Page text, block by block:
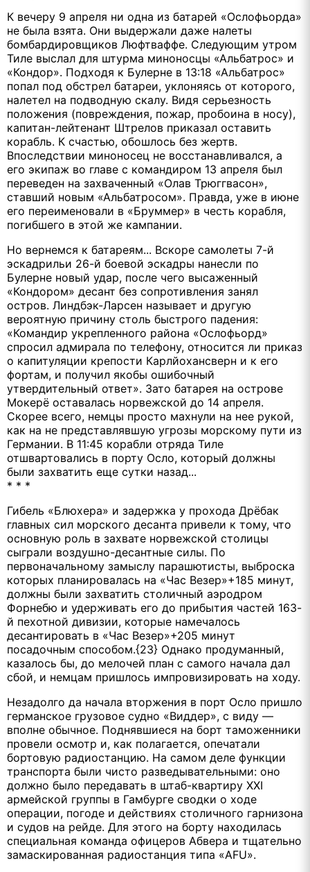
К вечеру 9 апреля ни одна из батарей «Ослофьорда»
не была взята. Они выдержали даже налеты
бомбардировщиков Люфтваффе. Следующим утром
Тиле выслал для штурма миноносцы «Альбатрос» и
«Кондор». Подходя к Булерне в 13:18 «Альбатрос»
попал под обстрел батареи, уклоняясь от которого,
налетел на подводную скалу. Видя серьезность
положения (повреждения, пожар, пробоина в носу),
капитан-лейтенант Штрелов приказал оставить
корабль. К счастью, обошлось без жертв.
Впоследствии миноносец не восстанавливался, а
его экипаж во главе с командиром 13 апреля был
переведен на захваченный «Олав Трюггвасон»,
ставший новым «Альбатросом». Правда, уже в июне
его переименовали в «Бруммер» в честь корабля,
погибшего в этой же кампании.
Но вернемся к батареям... Вскоре самолеты 7-й
эскадрильи 26-й боевой эскадры нанесли по
Булерне новый удар, после чего высаженный
«Кондором» десант без сопротивления занял
остров. Линдбэк-Ларсен называет и другую
вероятную причину столь быстрого падения:
«Командир укрепленного района «Ослофьорд»
спросил адмирала по телефону, относится ли приказ
о капитуляции крепости Карлйохансверн и к его
фортам, и получил якобы ошибочный
утвердительный ответ». Зато батарея на острове
Мокерё оставалась норвежской до 14 апреля.
Скорее всего, немцы просто махнули на нее рукой,
как на не представлявшую угрозы морскому пути из
Германии. В 11:45 корабли отряда Тиле
отшвартовались в порту Осло, который должны
были захватить еще сутки назад...
* * *
Гибель «Блюхера» и задержка у прохода Дрёбак
главных сил морского десанта привели к тому, что
основную роль в захвате норвежской столицы
сыграли воздушно-десантные силы. По
первоначальному замыслу парашютисты, выброска
которых планировалась на «Час Везер»+185 минут,
должны были захватить столичный аэродром
Форнебю и удерживать его до прибытия частей 163-
й пехотной дивизии, которые намечалось
десантировать в «Час Везер»+205 минут
посадочным способом.{23} Однако продуманный,
казалось бы, до мелочей план с самого начала дал
сбой, и немцам пришлось импровизировать на ходу.
Незадолго да начала вторжения в порт Осло пришло
германское грузовое судно «Виддер», с виду —
вполне обычное. Поднявшиеся на борт таможенники
провели осмотр и, как полагается, опечатали
бортовую радиостанцию. На самом деле функции
транспорта были чисто разведывательными: оно
должно было передавать в штаб-квартиру XXI
армейской группы в Гамбурге сводки о ходе
операции, погоде и действиях столичного гарнизона
и судов на рейде. Для этого на борту находилась
специальная команда офицеров Абвера и тщательно
замаскированная радиостанция типа «AFU».